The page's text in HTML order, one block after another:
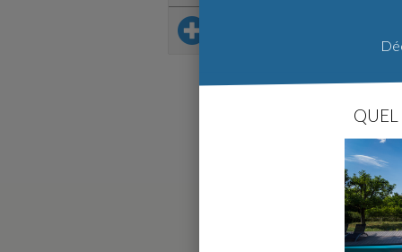
QUEL